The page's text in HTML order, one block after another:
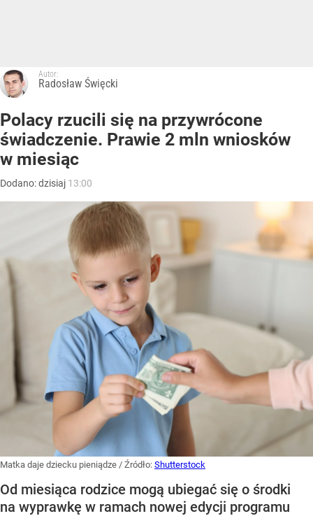
Autor:
Radosław Święcki
Polacy rzucili się na przywrócone
świadczenie. Prawie 2 mln wniosków
w miesiąc
Dodano:dzisiaj 13:00
Matka daje dziecku pieniądze / Źródło: Shutterstock
Od miesiąca rodzice mogą ubiegać się o środki
na wyprawkę w ramach nowej edycji programu